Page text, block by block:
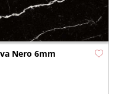
Nero 6mm